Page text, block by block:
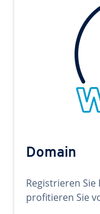
Domain
Registrieren Sie
profitieren Sie